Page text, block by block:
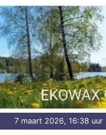
7 maart 2026, 16:38 uur